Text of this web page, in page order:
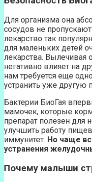
Для организма она
сосудов не
лекарство так
для маленьких детей
лекарства. Вылечивая
негативно влияет на
нам требуется еще
устранить уже другую
Бактерии БиоГая
мамочек, которые
препарат полезен для
улучшить работу
иммунитет. Но чаще
устранения
Почему малыши